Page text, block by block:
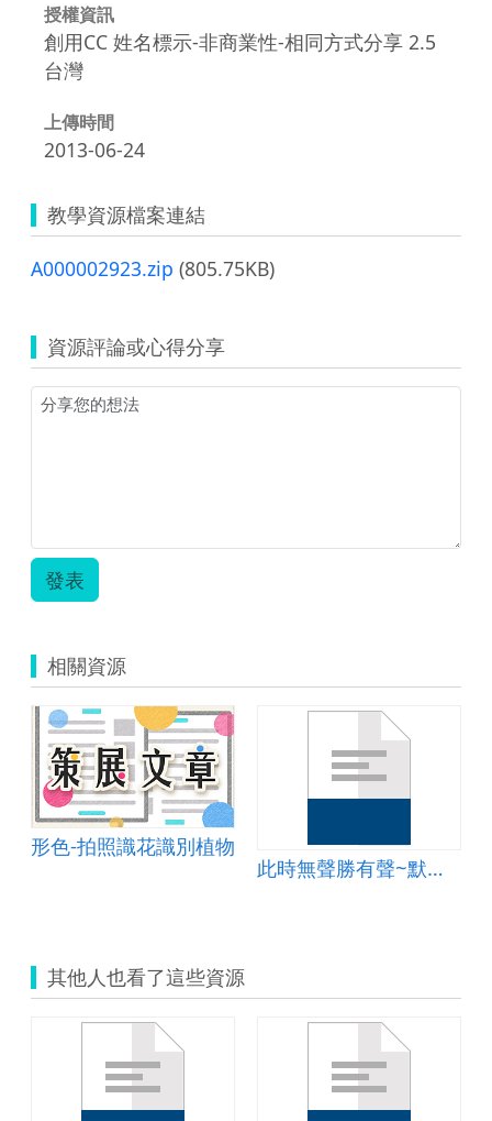
授權資訊
創用CC 姓名標示-非商業性-相同方式分享 2.5
台灣
上傳時間
2013-06-24
教學資源檔案連結
A000002923.zip (805.75KB)
資源評論或心得分享
發表
相關資源
形色-拍照識花識別植物
此時無聲勝有聲~默劇欣賞
其他人也看了這些資源